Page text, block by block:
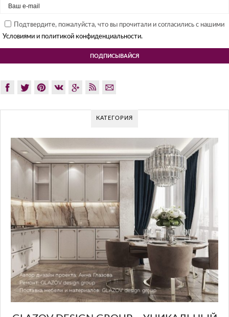
Подтвердите, пожалуйста, что вы прочитали и согласились с нашими
Условиями и политикой конфиденциальности.
КАТЕГОРИЯ